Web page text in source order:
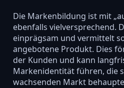
Die Markenbildung ist mit
ebenfalls vielversprechend.
einprägsam und vermittelt
angebotene Produkt. Dies
der Kunden und kann
Markenidentität führen, die
wachsenden Markt